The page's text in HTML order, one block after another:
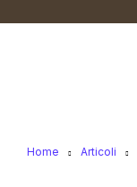
Home Articoli